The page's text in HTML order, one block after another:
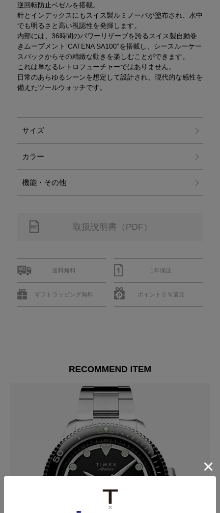
逆回転防止ベゼルを搭載。
針とインデックスにもスイス製ルミノーバが塗布され、水中
でも明るさと高い視認性を発揮します。
内部には、36時間のパワーリザーブを誇るスイス製自動巻
きムーブメント”CATENA SA100”を搭載し、シースルーケー
スバックからその精緻な動きを楽しむことができます。
これは単なるレトロフューチャーではありません。
日常のあらゆるシーンを想定して設計され、現代的な感性を
備えたツールウォッチです。
サイズ
カラー
機能・その他
取扱説明書（PDF）
送料無料 1年保証
ギフトラッピング無料 ポイント５％還元
RECOMMEND ITEM